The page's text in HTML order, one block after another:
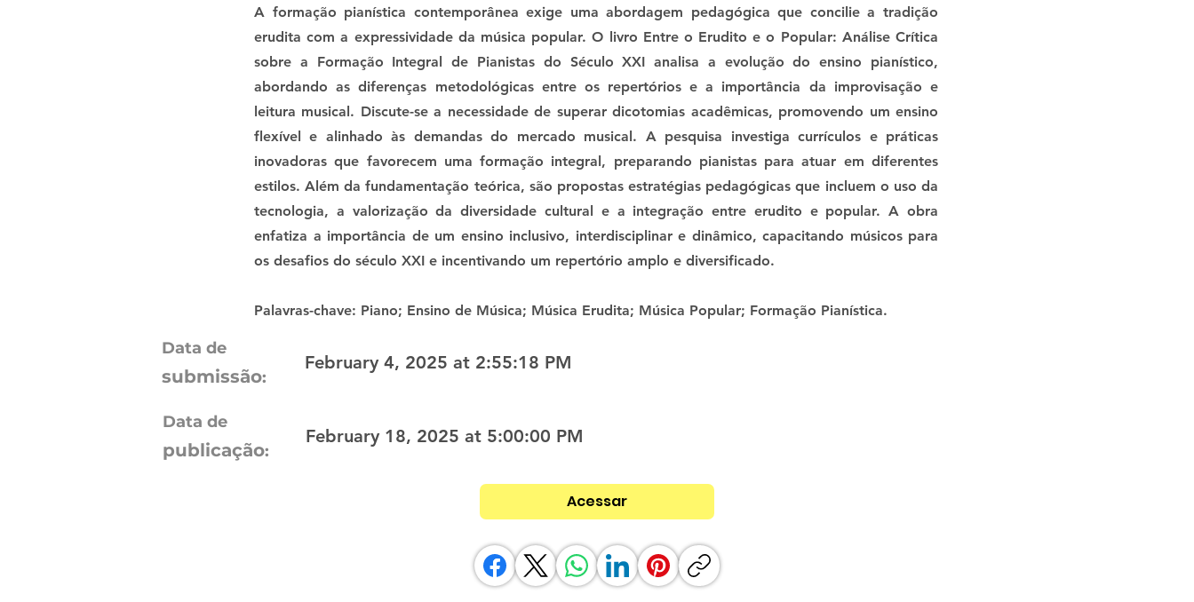
A formação pianística contemporânea exige uma abordagem pedagógica que concilie a tradição
erudita com a expressividade da música popular. O livro Entre o Erudito e o Popular: Análise Crítica
sobre a Formação Integral de Pianistas do Século XXI analisa a evolução do ensino pianístico,
abordando as diferenças metodológicas entre os repertórios e a importância da improvisação e
leitura musical. Discute-se a necessidade de superar dicotomias acadêmicas, promovendo um ensino
flexível e alinhado às demandas do mercado musical. A pesquisa investiga currículos e práticas
inovadoras que favorecem uma formação integral, preparando pianistas para atuar em diferentes
estilos. Além da fundamentação teórica, são propostas estratégias pedagógicas que incluem o uso da
tecnologia, a valorização da diversidade cultural e a integração entre erudito e popular. A obra
enfatiza a importância de um ensino inclusivo, interdisciplinar e dinâmico, capacitando músicos para
os desafios do século XXI e incentivando um repertório amplo e diversificado.
Palavras-chave: Piano; Ensino de Música; Música Erudita; Música Popular; Formação Pianística.
Data de
submissão:
February 4, 2025 at 2:55:18 PM
Data de
publicação:
February 18, 2025 at 5:00:00 PM
Acessar